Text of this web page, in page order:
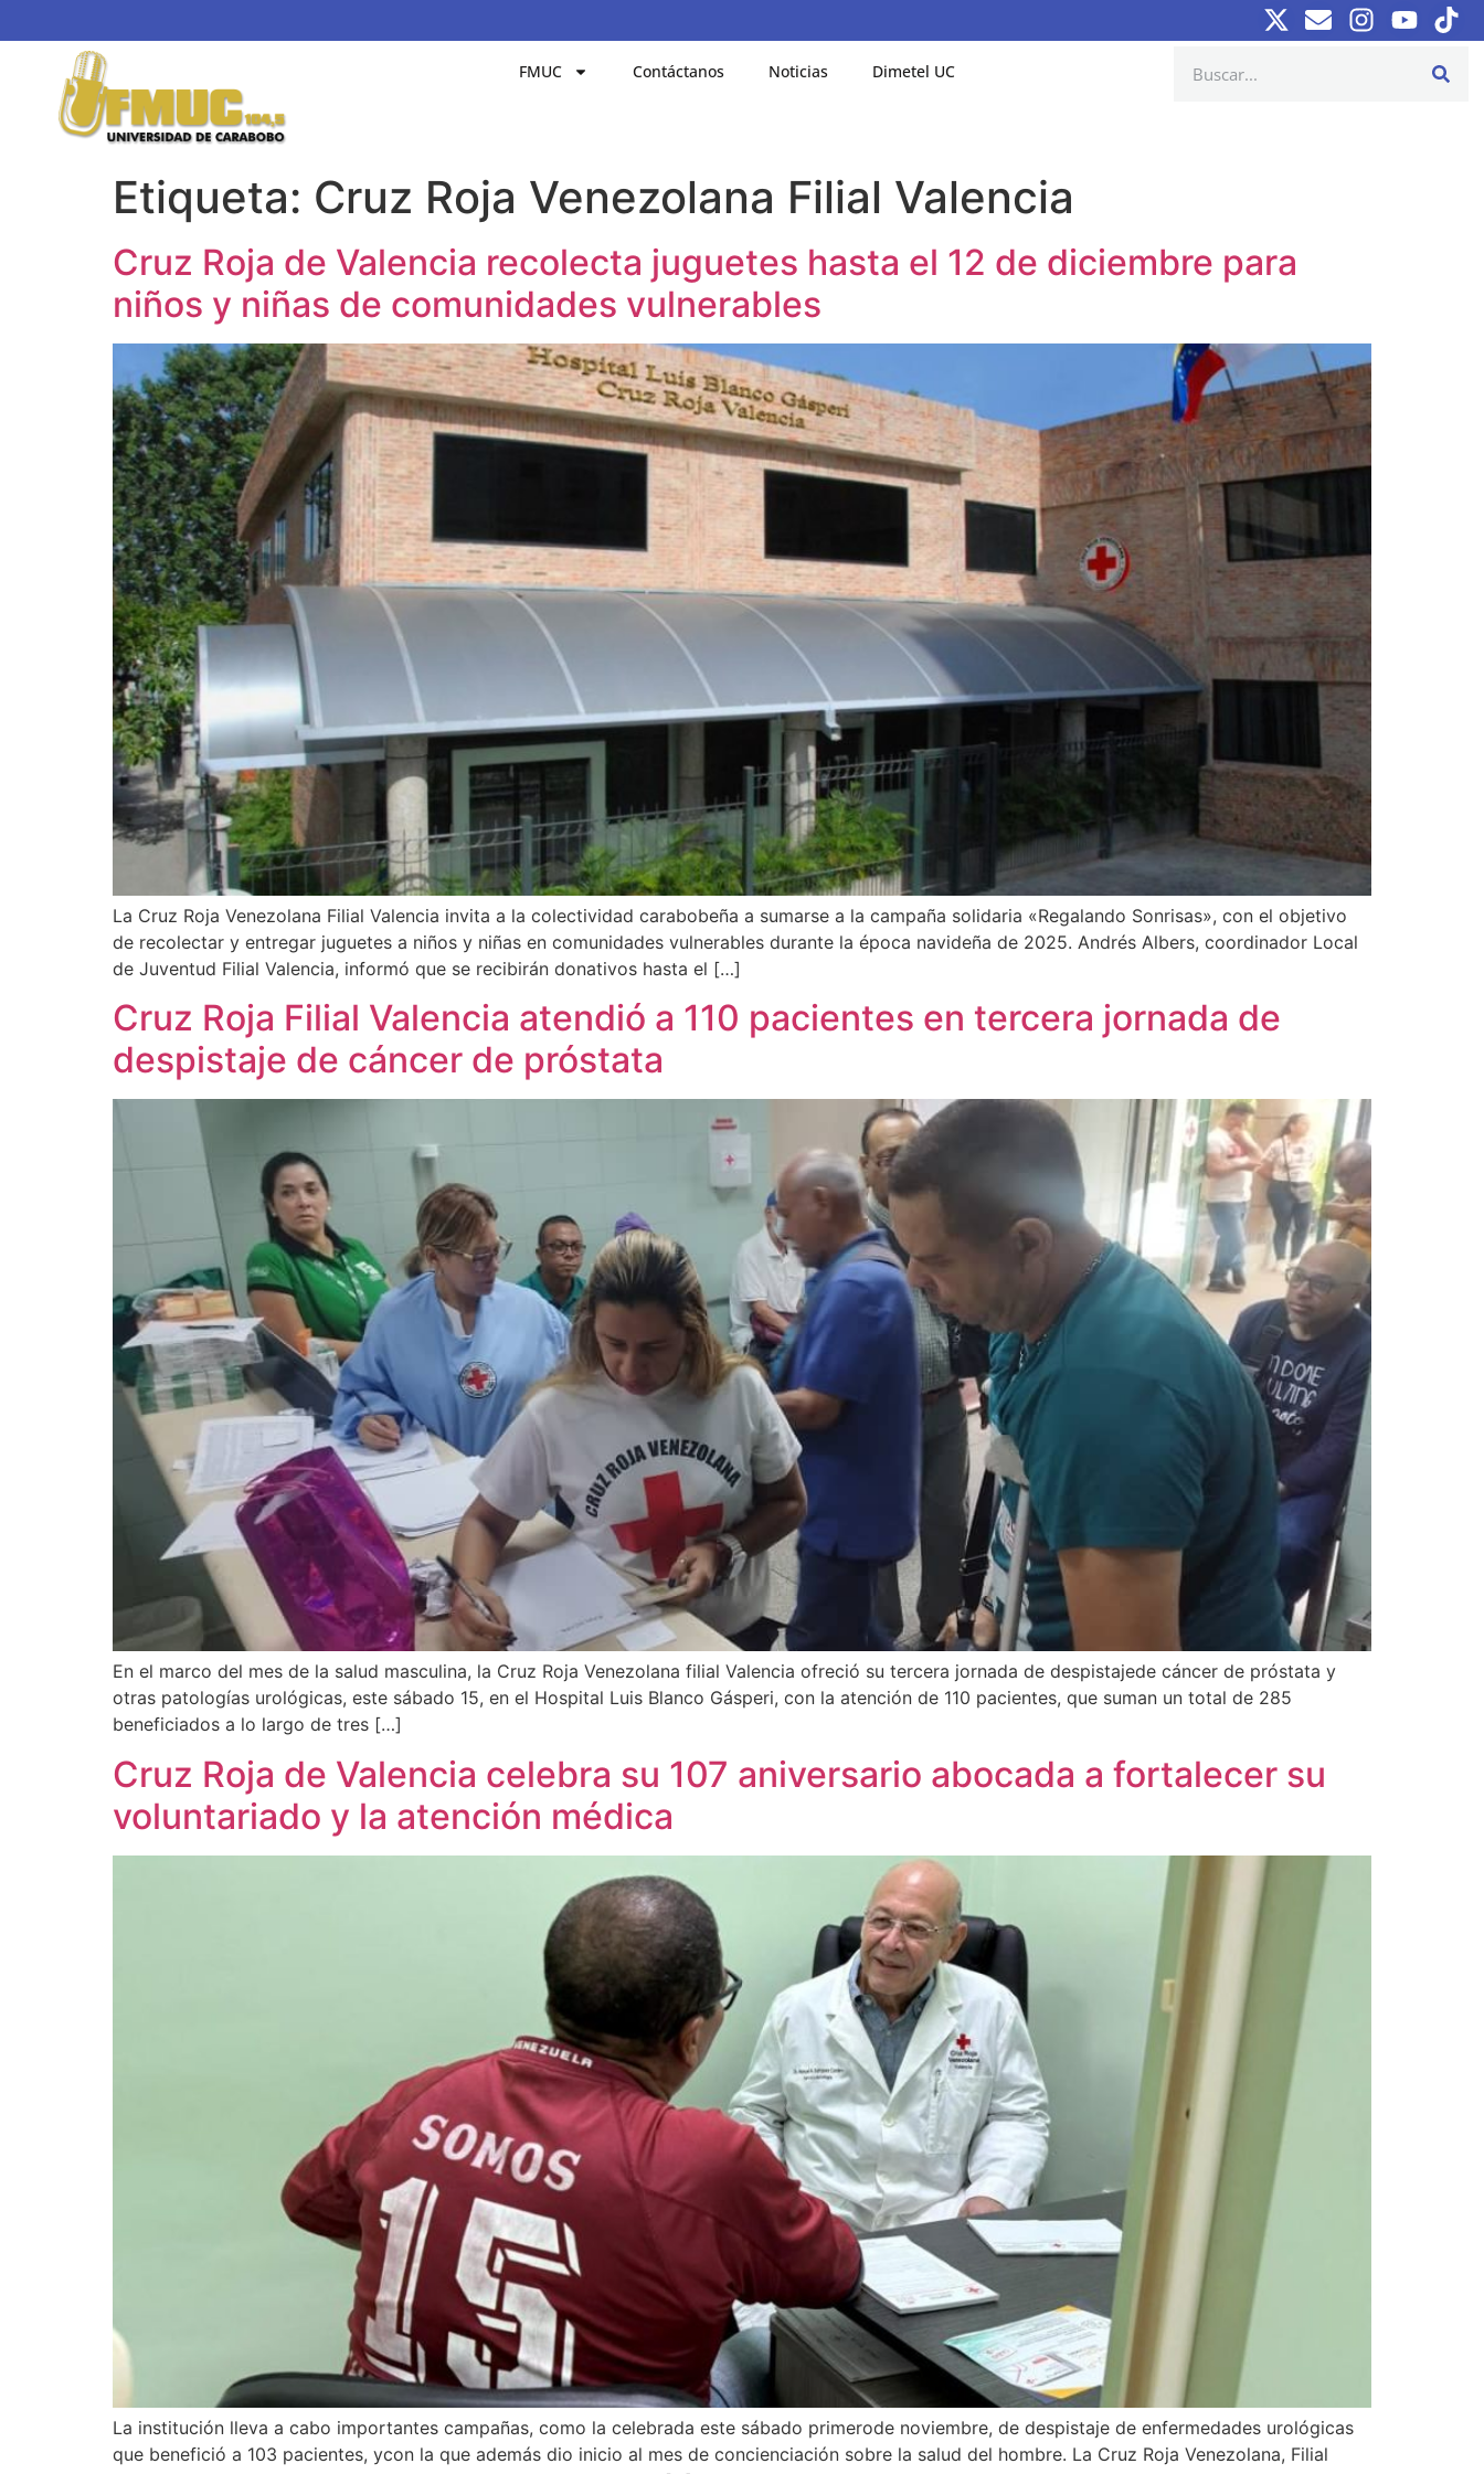
FMUC Contáctanos Noticias Dimetel UC
Etiqueta: Cruz Roja Venezolana Filial Valencia
Cruz Roja de Valencia recolecta juguetes hasta el 12 de diciembre para
niños y niñas de comunidades vulnerables
La Cruz Roja Venezolana Filial Valencia invita a la colectividad carabobeña a sumarse a la campaña solidaria «Regalando Sonrisas», con el objetivo
de recolectar y entregar juguetes a niños y niñas en comunidades vulnerables durante la época navideña de 2025. Andrés Albers, coordinador Local
de Juventud Filial Valencia, informó que se recibirán donativos hasta el […]
Cruz Roja Filial Valencia atendió a 110 pacientes en tercera jornada de
despistaje de cáncer de próstata
En el marco del mes de la salud masculina, la Cruz Roja Venezolana filial Valencia ofreció su tercera jornada de despistajede cáncer de próstata y
otras patologías urológicas, este sábado 15, en el Hospital Luis Blanco Gásperi, con la atención de 110 pacientes, que suman un total de 285
beneficiados a lo largo de tres […]
Cruz Roja de Valencia celebra su 107 aniversario abocada a fortalecer su
voluntariado y la atención médica
La institución lleva a cabo importantes campañas, como la celebrada este sábado primerode noviembre, de despistaje de enfermedades urológicas
que benefició a 103 pacientes, ycon la que además dio inicio al mes de concienciación sobre la salud del hombre. La Cruz Roja Venezolana, Filial